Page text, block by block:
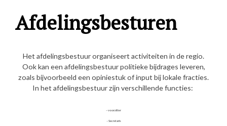
Afdelingsbesturen
Het afdelingsbestuur organiseert activiteiten in de regio.
Ook kan een afdelingsbestuur politieke bijdrages leveren,
zoals bijvoorbeeld een opiniestuk of input bij lokale fracties.
In het afdelingsbestuur zijn verschillende functies:
– voorzitter
– Secretaris